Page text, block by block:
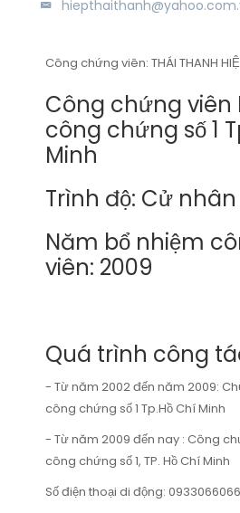
Công chứng viên: THÁI THANH
Công chứng viên
công chứng số 1
Minh
Trình độ: Cử nhân
Năm bổ nhiệm
viên: 2009
Quá trình công
- Từ năm 2002 đến năm 2009:
công chứng số 1 Tp.Hồ Chí Minh
- Từ năm 2009 đến nay : Công
công chứng số 1, TP. Hồ Chí Minh
Số điện thoại di động: 0933066066